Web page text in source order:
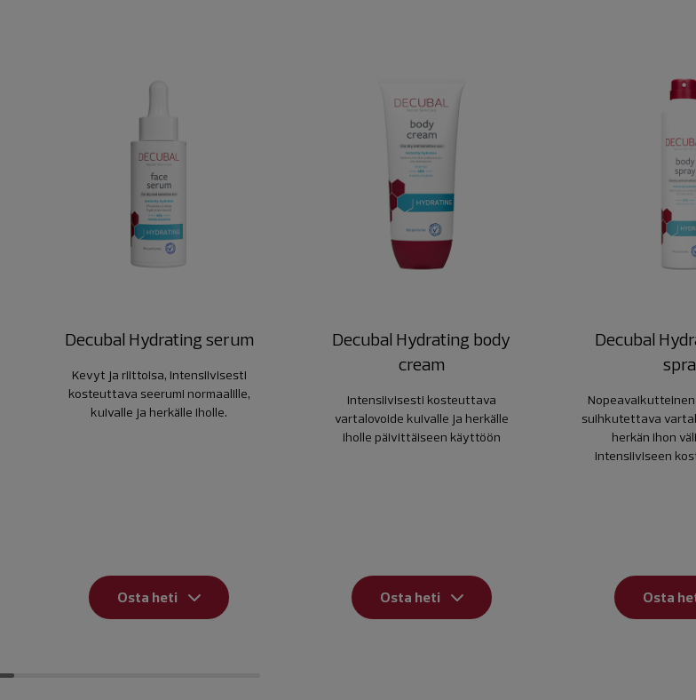
Decubal Hydrating serum
Kevyt ja riittoisa, intensiivisesti
kosteuttava seerumi normaalille,
kuivalle ja herkälle iholle.
Osta heti
Decubal Hydrating body
cream
Intensiivisesti kosteuttava
vartalovoide kuivalle ja herkälle
iholle päivittäiseen käyttöön
Osta heti
Decubal
suihkutettava
herkän ihon
intensiiviseen
Osta